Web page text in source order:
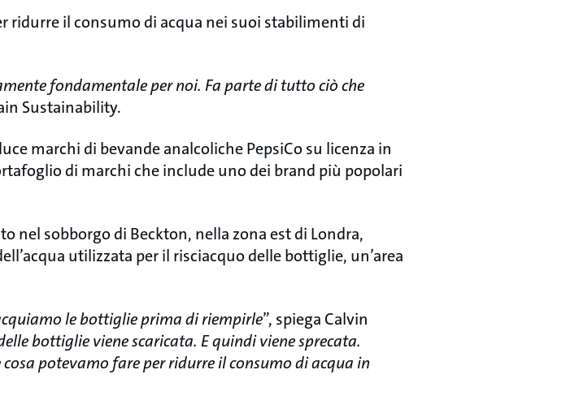
ridurre il consumo di acqua nei suoi stabilimenti di
fondamentale per noi. Fa parte di tutto ciò che
Sustainability.
marchi di bevande analcoliche PepsiCo su licenza in
di marchi che include uno dei brand più popolari
nel sobborgo di Beckton, nella zona est di Londra,
utilizzata per il risciacquo delle bottiglie, un’area
le bottiglie prima di riempirle”, spiega Calvin
bottiglie viene scaricata. E quindi viene sprecata.
potevamo fare per ridurre il consumo di acqua in